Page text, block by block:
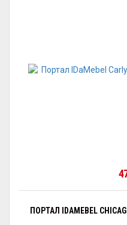
ПОРТАЛ IDAMEBEL